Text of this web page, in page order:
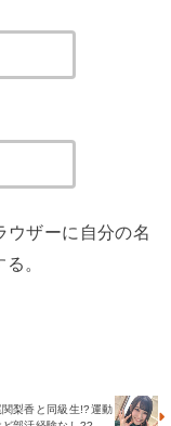
ウザーに自分の名
。
梨香と同級生!?運動